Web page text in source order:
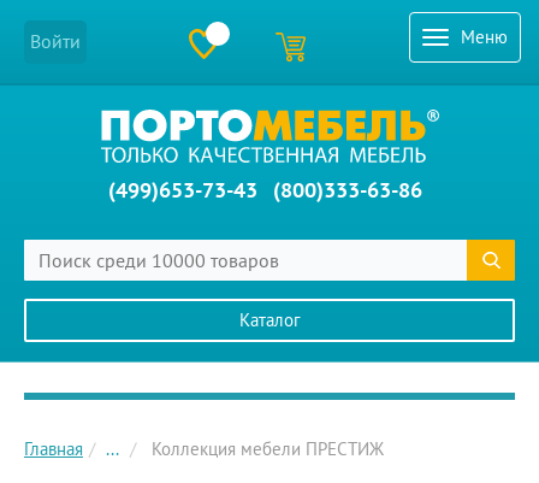
Меню
Войти
(499)653-73-43 (800)333-63-86
Каталог
Главное меню сайта
Главная ... Коллекция мебели ПРЕСТИЖ